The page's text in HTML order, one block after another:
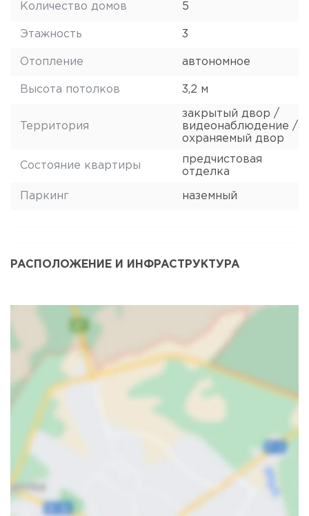
Количество домов 5
Этажность 3
Отопление автономное
Высота потолков 3,2 м
Территория
закрытый двор /
видеонаблюдение /
охраняемый двор
Состояние квартиры
предчистовая
отделка
Паркинг наземный
РАСПОЛОЖЕНИЕ И ИНФРАСТРУКТУРА